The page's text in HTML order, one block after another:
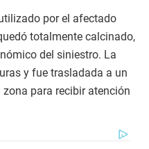
por el afectado
totalmente calcinado,
del siniestro. La
y fue trasladada a un
para recibir atención